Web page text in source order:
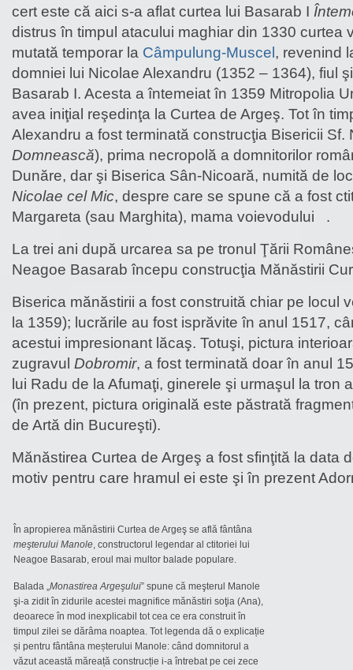
cert este că aici s-a aflat curtea lui Basarab I
distrus în timpul atacului maghiar din 1330 curtea
mutată temporar la Câmpulung-Muscel , revenind
domniei lui Nicolae Alexandru (1352 – 1364), fiul
Basarab I. Acesta a întemeiat în 1359 Mitropolia
avea iniţial reşedinţa la Curtea de Argeş. Tot în
Alexandru a fost terminată construcţia Bisericii Sf.
Domnească), prima necropolă a domnitorilor
Dunăre, dar şi Biserica Sân-Nicoară, numită de
Nicolae cel Mic, despre care se spune că a fost
Margareta (sau Marghita), mama voievodului .
La trei ani după urcarea sa pe tronul Ţării
Neagoe Basarab începu construcţia Mănăstirii
Biserica mănăstirii a fost construită chiar pe locul
la 1359); lucrările au fost isprăvite în anul 1517,
acestui impresionant lăcaş. Totuşi, pictura
zugravul Dobromir, a fost terminată doar în anul
lui Radu de la Afumaţi, ginerele şi urmaşul la tron
(în prezent, pictura originală este păstrată
de Artă din Bucureşti).
Mănăstirea Curtea de Argeş a fost sfinţită la data
motiv pentru care hramul ei este şi în prezent
În apropierea mănăstirii Curtea de Argeş se află fântâna
meşterului Manole, constructorul legendar al ctitoriei lui
Neagoe Basarab, eroul mai multor balade populare.
Balada „Monastirea Argeşului” spune că meşterul Manole
şi-a zidit în zidurile acestei magnifice mănăstiri soţia (Ana),
deoarece în mod inexplicabil tot cea ce era construit în
timpul zilei se dărâma noaptea. Tot legenda dă o explicație
și pentru fântâna meșterului Manole: când domnitorul a
văzut această măreață construcție i-a întrebat pe cei zece